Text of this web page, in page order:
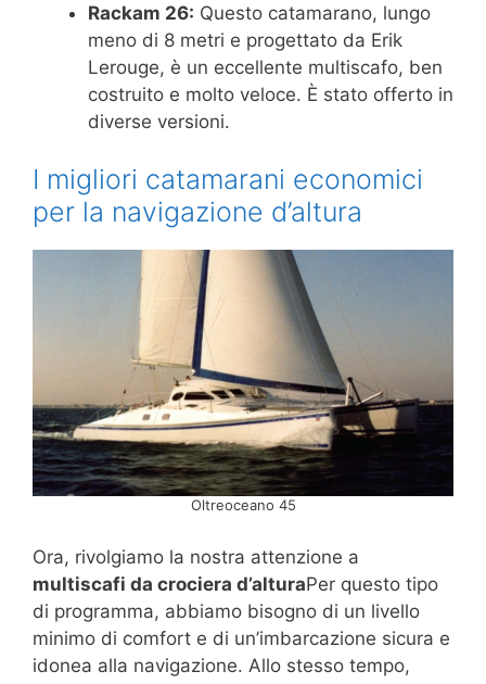
Rackam 26: Questo catamarano, lungo
meno di 8 metri e progettato da Erik
Lerouge, è un eccellente multiscafo, ben
costruito e molto veloce. È stato offerto in
diverse versioni.
I migliori catamarani economici
per la navigazione d’altura
Oltreoceano 45
Ora, rivolgiamo la nostra attenzione a
multiscafi da crociera d’alturaPer questo tipo
di programma, abbiamo bisogno di un livello
minimo di comfort e di un’imbarcazione sicura e
idonea alla navigazione. Allo stesso tempo,